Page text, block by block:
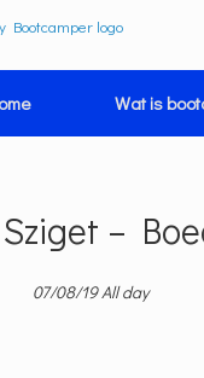
Wat is
Sziget –
07/08/19 All day